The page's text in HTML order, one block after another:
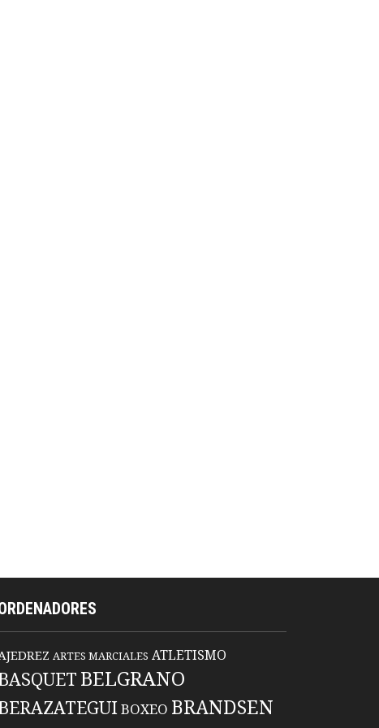
ARTES MARCIALES ATLETISMO
BELGRANO
BOXEO BRANDSEN